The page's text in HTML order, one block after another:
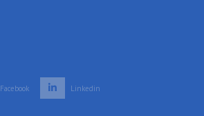
Facebook Linkedin